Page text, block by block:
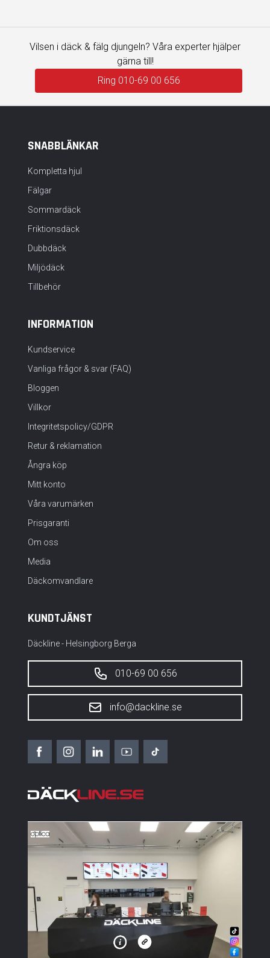
Vilsen i däck & fälg djungeln? Våra experter hjälper
gärna till!
Ring 010-69 00 656
SNABBLÄNKAR
Kompletta hjul
Fälgar
Sommardäck
Friktionsdäck
Dubbdäck
Miljödäck
Tillbehör
INFORMATION
Kundservice
Vanliga frågor & svar (FAQ)
Bloggen
Villkor
Integritetspolicy/GDPR
Retur & reklamation
Ångra köp
Mitt konto
Våra varumärken
Prisgaranti
Om oss
Media
Däckomvandlare
KUNDTJÄNST
Däckline - Helsingborg Berga
010-69 00 656
info@dackline.se